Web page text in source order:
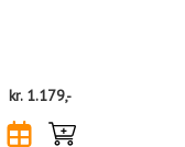
kr. 1.179,-